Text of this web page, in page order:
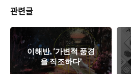
관련글
이해반, ‘가변적 풍경
을 직조하다’